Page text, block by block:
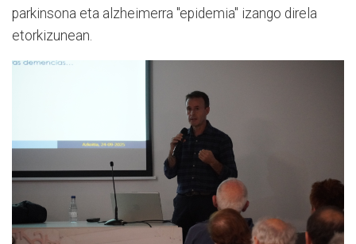
parkinsona eta alzheimerra "epidemia" izango direla
etorkizunean.